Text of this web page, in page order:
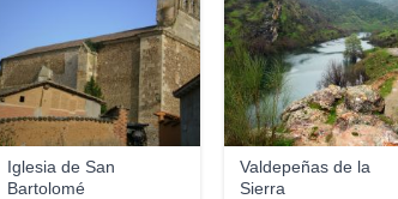
Iglesia de San
Bartolomé
Valdepeñas de la
Sierra